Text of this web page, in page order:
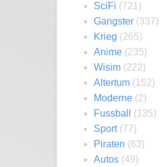
SciFi (721)
Gangster (337)
Krieg (265)
Anime (235)
Wisim (222)
Altertum (152)
Moderne (2)
Fussball
(135)
Sport(77)
Piraten (63)
Autos (49)